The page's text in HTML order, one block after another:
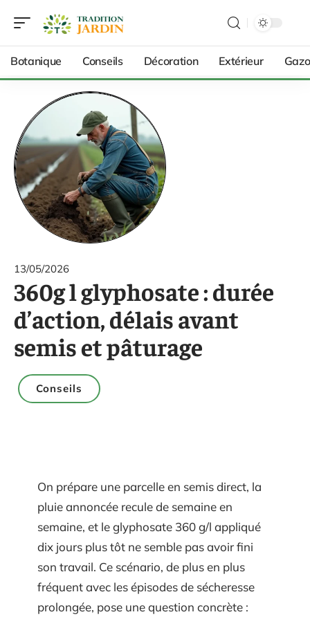
Botanique Conseils Décoration Extérieur
13/05/2026
360g l glyphosate : durée
d’action, délais avant
semis et pâturage
Conseils
On prépare une parcelle en semis direct, la
pluie annoncée recule de semaine en
semaine, et le glyphosate 360 g/l appliqué
dix jours plus tôt ne semble pas avoir fini
son travail. Ce scénario, de plus en plus
fréquent avec les épisodes de sécheresse
prolongée, pose une question concrète :